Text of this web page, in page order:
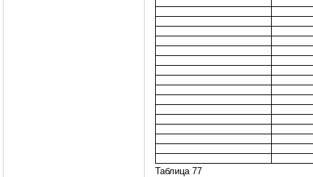
Таблица 77